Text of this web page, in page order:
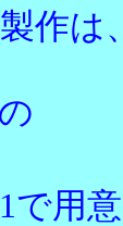
作は、
用